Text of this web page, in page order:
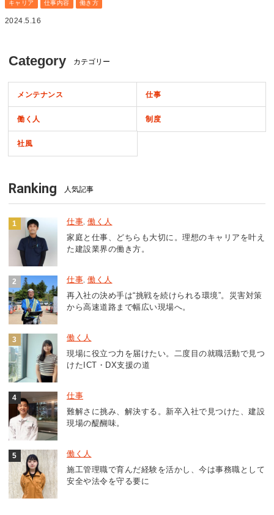
キャリア 仕事内容 働き方
2024.5.16
Category カテゴリー
メンテナンス 仕事
働く人 制度
社風
Ranking 人気記事
仕事 働く人
家庭と仕事、どちらも大切に。理想のキャリアを叶え
た建設業界の働き方。
仕事 働く人
再入社の決め手は“挑戦を続けられる環境”。災害対策
から高速道路まで幅広い現場へ。
働く人
現場に役立つ力を届けたい。二度目の就職活動で見つ
けたICT・DX支援の道
仕事
難解さに挑み、解決する。新卒入社で見つけた、建設
現場の醍醐味。
働く人
施工管理職で育んだ経験を活かし、今は事務職として
安全や法令を守る要に